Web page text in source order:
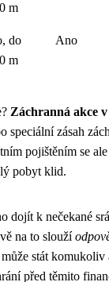
m
do
m
Ano
Záchranná akce
speciální zásah
pojištěním se
pobyt klid.
dojít k nečekané
na to slouží
stát komukoliv
před těmito